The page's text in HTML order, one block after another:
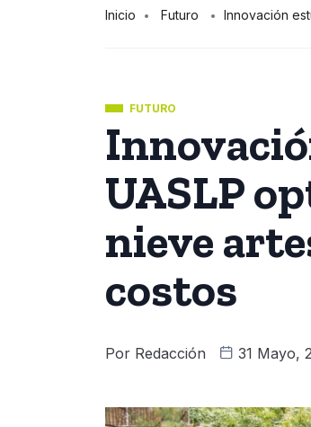
Inicio Futuro Innovación
FUTURO
UASLP
nieve
costos
Por Redacción 31 Mayo,